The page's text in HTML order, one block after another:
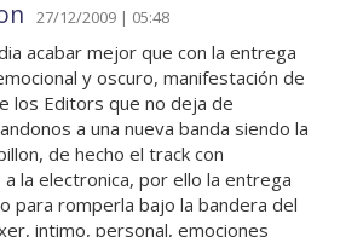
27/12/2009 | 05:48
acabar mejor que con la entrega
y oscuro, manifestación de
los Editors que no deja de
a una nueva banda siendo la
de hecho el track con
la electronica, por ello la entrega
para romperla bajo la bandera del
intimo, personal, emociones